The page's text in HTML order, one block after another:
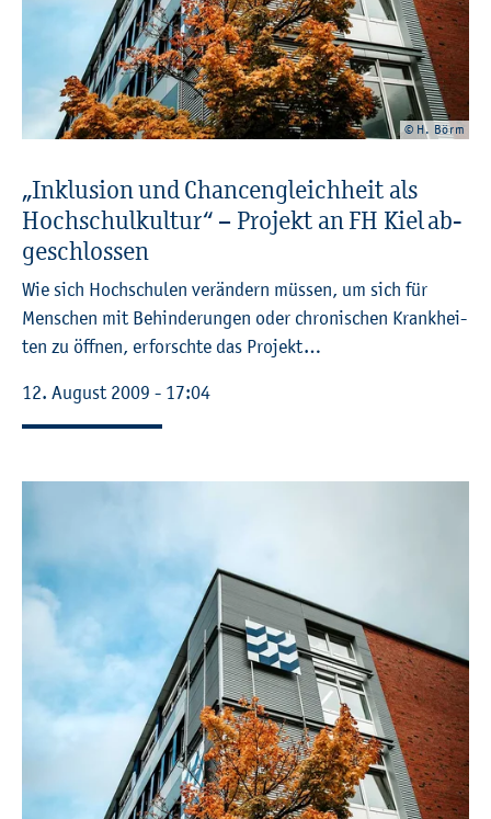
© H. Börm
„In­klu­si­on und Chan­cen­gleich­heit als
Hoch­schul­kul­tur“ – Pro­jekt an FH Kiel ab­
ge­schlos­sen
Wie sich Hoch­schu­len ver­än­dern müs­sen, um sich für
Men­schen mit Be­hin­de­run­gen oder chro­ni­schen Krank­hei­
ten zu öff­nen, er­forsch­te das Pro­jekt…
12. Au­gust 2009 - 17:04